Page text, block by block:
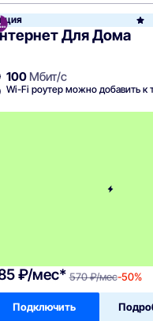
Для Дома
100 Мбит/с
Wi-Fi роутер можно добавить к
₽/мес* 570 ₽/мес-50%
Подключить